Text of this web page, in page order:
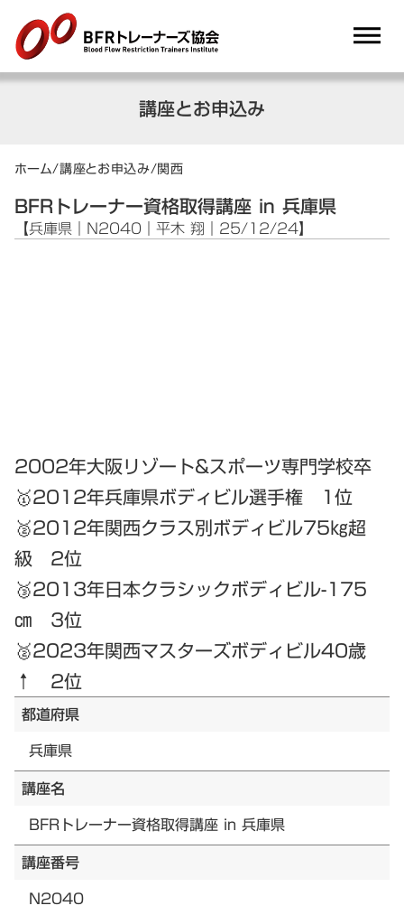
講座とお申込み
ホーム/講座とお申込み/関西
BFRトレーナー資格取得講座 in 兵庫県
【兵庫県｜N2040｜平木 翔｜25/12/24】
2002年大阪リゾート&スポーツ専門学校卒
🥇2012年兵庫県ボディビル選手権 1位
🥈2012年関西クラス別ボディビル75㎏超
級 2位
🥉2013年日本クラシックボディビル-175
㎝ 3位
🥈2023年関西マスターズボディビル40歳
↑ 2位
都道府県
兵庫県
講座名
BFRトレーナー資格取得講座 in 兵庫県
講座番号
N2040
dehaze